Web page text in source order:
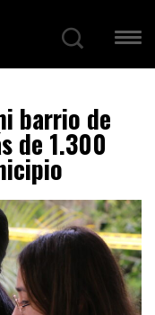
barrio de
de 1.300